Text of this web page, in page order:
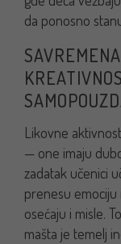
da ponosno
Likovne
— one imaju
zadatak učenici
prenesu
osećaju i misle.
mašta je temelj